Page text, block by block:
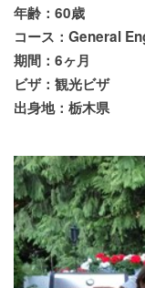
年齢：60歳
コース：General
期間：6ヶ月
ビザ：観光ビザ
出身地：栃木県